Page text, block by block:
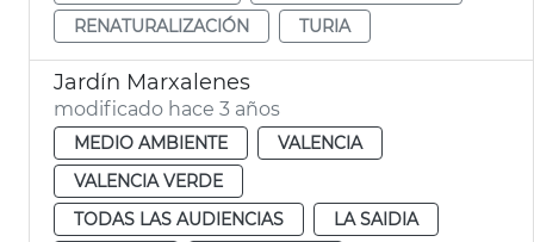
RENATURALIZACIÓN
TURIA
Jardín Marxalenes
modificado hace 3 años
MEDIO AMBIENTE
VALENCIA
VALENCIA VERDE
TODAS LAS AUDIENCIAS
LA SAIDIA